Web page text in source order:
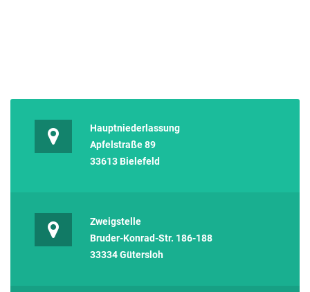
Hauptniederlassung
Apfelstraße 89
33613 Bielefeld
Zweigstelle
Bruder-Konrad-Str. 186-188
33334 Gütersloh